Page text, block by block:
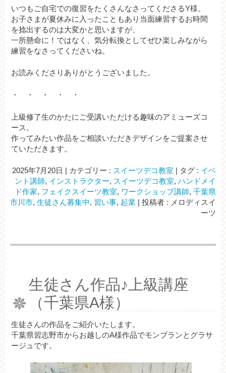
いつもご自宅での復習をたくさんなさってくださるY様。
お子さまが夏休みに入ったこともあり当面練習するお時間
を捻出するのは大変かと思いますが、
一所懸命に！ではなく、気分転換としてぜひ楽しみながら
練習をなさってくださいね。
お読みくださりありがとうございました。
・ ・ ・ ・ ・
上級修了生のかたにご受講いただける趣味のアミューズコ
ース。
作ってみたい作品をご相談いただきデザインをご提案させ
ていただきます。
2025年7月20日 | カテゴリー : スイーツデコ教室 | タグ : イベ
ント講師, インストラクター, スイーツデコ教室, ハンドメイ
ド作家, フェイクスイーツ教室, ワークショップ講師, 千葉県
市川市, 生徒さん募集中, 習い事, 起業 | 投稿者 : メロディスイ
ーツ
生徒さん作品♪上級講座
（千葉県A様）
生徒さんの作品をご紹介いたします。
千葉県習志野市からお越しのA様作品でモンブランとグラサ
ージュです。